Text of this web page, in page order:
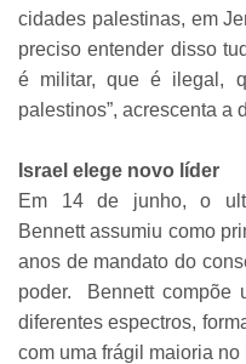
cidades palestinas, em
preciso entender disso
é militar, que é ilegal,
palestinos”, acrescenta a
Israel elege novo líder
Em 14 de junho, o
Bennett assumiu como
anos de mandato do
poder. Bennett compõe
diferentes espectros,
com uma frágil maioria no